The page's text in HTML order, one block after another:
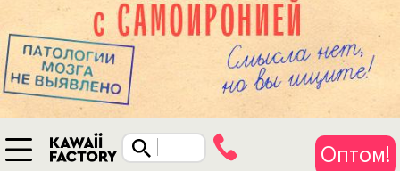
Оптом!